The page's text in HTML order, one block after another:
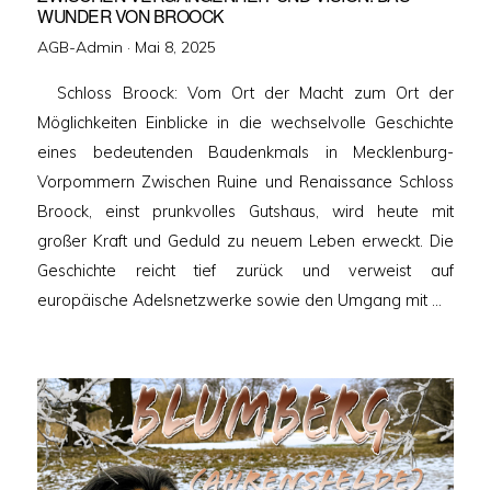
WUNDER VON BROOCK
AGB-Admin · Veröffentlicht
Mai 8, 2025
Schloss Broock: Vom Ort der Macht zum Ort der
Möglichkeiten Einblicke in die wechselvolle Geschichte
eines bedeutenden Baudenkmals in Mecklenburg-
Vorpommern Zwischen Ruine und Renaissance Schloss
Broock, einst prunkvolles Gutshaus, wird heute mit
großer Kraft und Geduld zu neuem Leben erweckt. Die
Geschichte reicht tief zurück und verweist auf
europäische Adelsnetzwerke sowie den Umgang mit …